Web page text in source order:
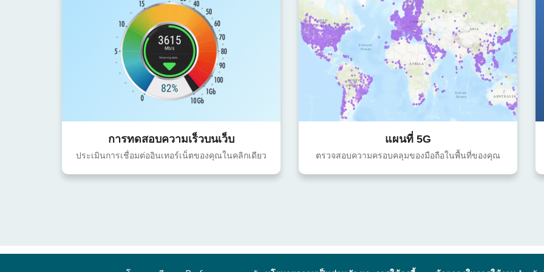
การทดสอบความเร็วบนเว็บ
ประเมินการเชื่อมต่ออินเทอร์เน็ตของคุณในคลิกเดียว
แผนที่ 5G
ตรวจสอบความครอบคลุมของมือถือในพื้นที่ของคุณ